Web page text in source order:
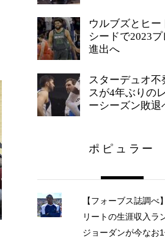
ウルブズとヒー
シードで2023
進出へ
スターデュオ不
スが4年ぶりの
ーシーズン敗退
ポピュラー
【フォーブス誌調べ
リートの生涯収入ラ
ジョーダンが今なお